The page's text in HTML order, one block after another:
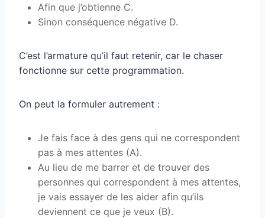
Afin que j’obtienne C.
Sinon conséquence négative D.
C’est l’armature qu’il faut retenir, car le chaser
fonctionne sur cette programmation.
On peut la formuler autrement :
Je fais face à des gens qui ne correspondent
pas à mes attentes (A).
Au lieu de me barrer et de trouver des
personnes qui correspondent à mes attentes,
je vais essayer de les aider afin qu’ils
deviennent ce que je veux (B).